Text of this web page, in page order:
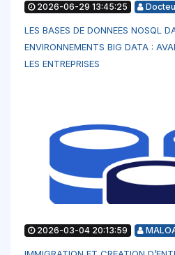
2026-06-29 13:45:25
LES BASES DE DONNEES NOSQL
ENVIRONNEMENTS BIG DATA :
LES ENTREPRISES
2026-03-04 20:13:59